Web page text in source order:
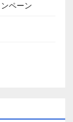
ペーン